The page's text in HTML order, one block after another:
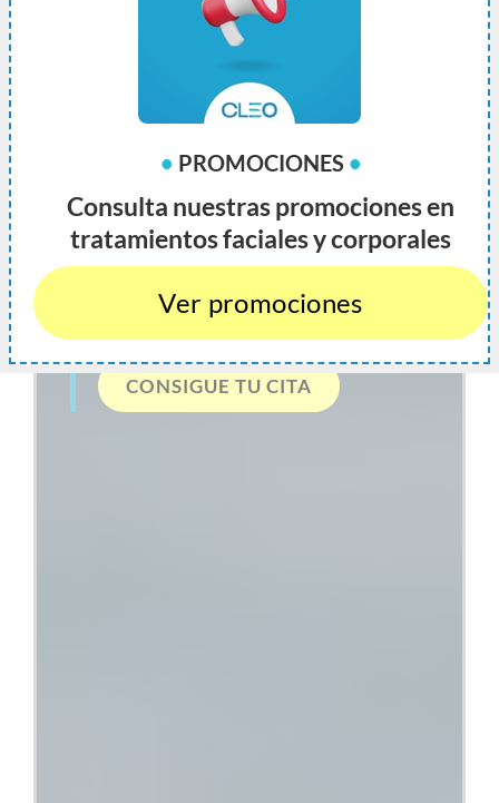
TRATAMIENTOS
CORPORALES
Renueva tu cuerpo,
renueva tu confianza.
CONSIGUE TU CITA
• PROMOCIONES •
Consulta nuestras promociones en
tratamientos faciales y corporales
Ver promociones